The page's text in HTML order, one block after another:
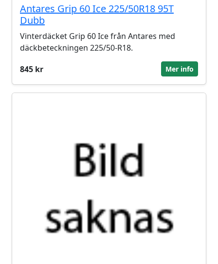
Antares Grip 60 Ice 225/50R18 95T
Dubb
Vinterdäcket Grip 60 Ice från Antares med
däckbeteckningen 225/50-R18.
845 kr
Mer info